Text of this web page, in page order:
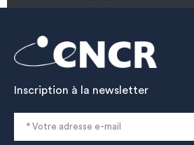
Inscription à la newsletter